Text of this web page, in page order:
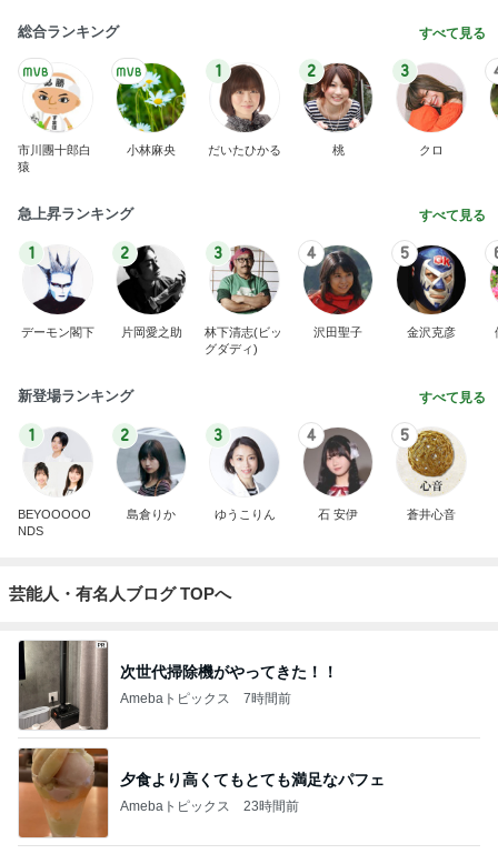
総合ランキング すべて見る
市川團十郎白
猿
小林麻央
1
だいたひかる
2
桃
3
クロ
急上昇ランキング すべて見る
1
デーモン閣下
2
片岡愛之助
3
林下清志(ビッ
グダディ)
4
沢田聖子
5
金沢克彦
新登場ランキング すべて見る
1
BEYOOOOO
NDS
2
島倉りか
3
ゆうこりん
4
石 安伊
5
蒼井心音
芸能人・有名人ブログ TOPへ
次世代掃除機がやってきた！！
Amebaトピックス 7時間前
夕食より高くてもとても満足なパフェ
Amebaトピックス 23時間前